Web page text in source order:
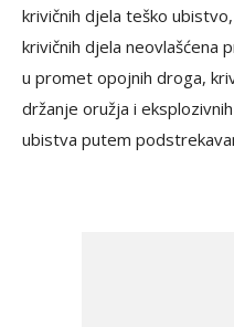
krivičnih djela teško
krivičnih djela neovlašćena
u promet opojnih droga,
držanje oružja i
ubistva putem